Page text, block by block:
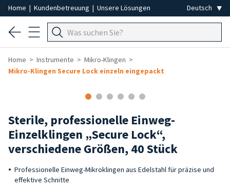
Home | Kundenbetreuung | Unsere Lösungen
Home Instrumente
Mikro-Klingen
Mikro-Klingen Secure Lock einzeln eingepackt
Sterile, professionelle Einweg-
Einzelklingen „Secure Lock“,
verschiedene Größen, 40 Stück
Professionelle Einweg-Mikroklingen aus Edelstahl für präzise und
effektive Schnitte